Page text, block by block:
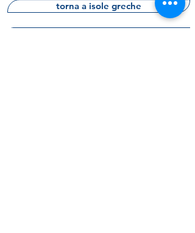
torna a isole greche